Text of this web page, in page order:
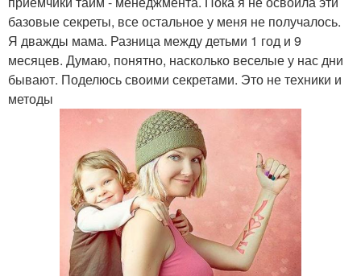
базовые секреты, все остальное у меня не получалось.
Я дважды мама. Разница между детьми 1 год и 9
месяцев. Думаю, понятно, насколько веселые у нас дни
бывают. Поделюсь своими секретами. Это не техники и
методы